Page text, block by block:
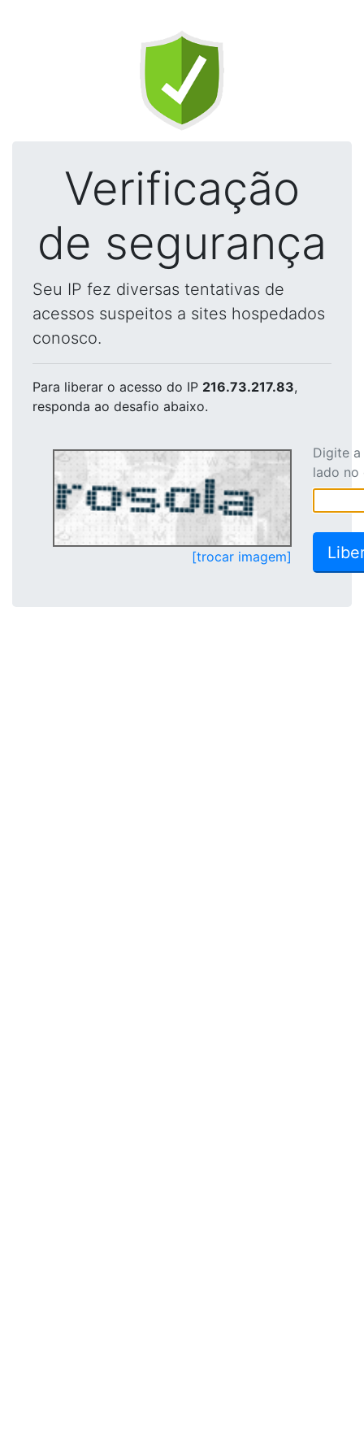
Verificação
de segurança
Seu IP fez diversas tentativas de
acessos suspeitos a sites hospedados
conosco.
Para liberar o acesso do IP 216.73.217.83,
responda ao desafio abaixo.
[trocar imagem]
Digite
lado no